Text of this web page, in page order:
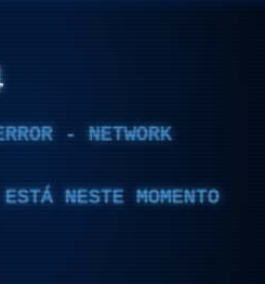
- NETWORK
NESTE MOMENTO